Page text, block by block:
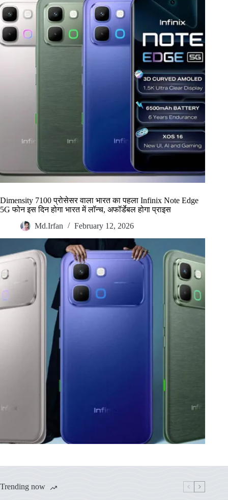
Dimensity 7100 प्रोसेसर वाला भारत का पहला Infinix Note Edge
5G फोन इस दिन होगा भारत में लॉन्च, अफॉर्डेबल होगा प्राइस
Md.Irfan
February 12, 2026
Trending now